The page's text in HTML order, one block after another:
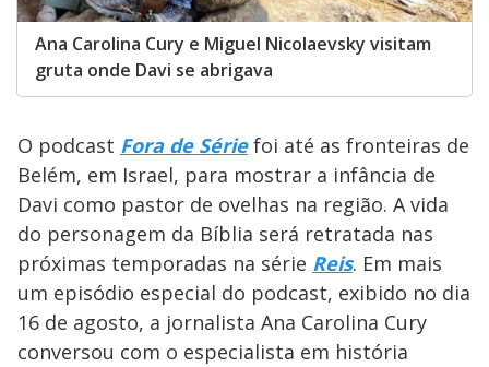
Ana Carolina Cury e Miguel Nicolaevsky visitam
gruta onde Davi se abrigava
O podcast Fora de Sériefoi até as fronteiras de
Belém, em Israel, para mostrar a infância de
Davi como pastor de ovelhas na região. A vida
do personagem da Bíblia será retratada nas
próximas temporadas na série Reis. Em mais
um episódio especial do podcast, exibido no dia
16 de agosto, a jornalista Ana Carolina Cury
conversou com o especialista em história